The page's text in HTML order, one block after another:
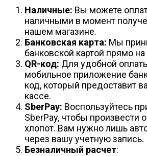
Наличные: Вы можете
наличными в момент
нашем магазине.
Банковская карта: Мы
банковской картой прямо
QR-код: Для удобной
мобильное приложение
код, который предоставит
кассе.
SberPay: Воспользуйтесь
SberPay, чтобы произвести
хлопот. Вам нужно лишь
через вашу учетную запись.
Безналичный расчет: